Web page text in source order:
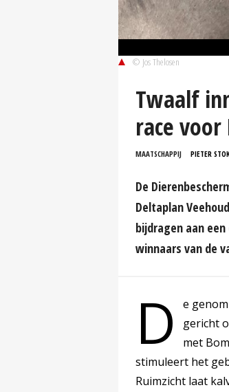
© Jos Thelosen
Twaalf
race
MAATSCHAPPIJ PIETER
De
Deltaplan
bijdragen aan
winnaars van de
D
e
gericht
met
stimuleert het
Ruimzicht laat